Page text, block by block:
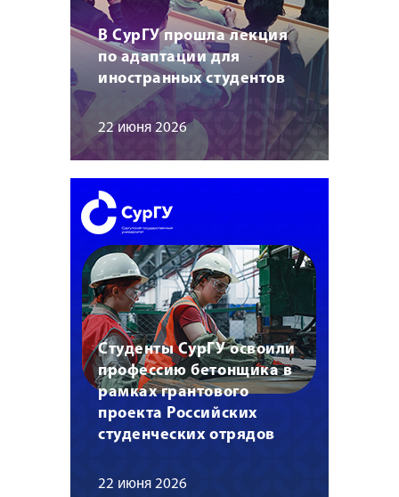
В СурГУ прошла лекция
по адаптации для
иностранных студентов
22 июня 2026
Студенты СурГУ освоили
профессию бетонщика в
рамках грантового
проекта Российских
студенческих отрядов
22 июня 2026